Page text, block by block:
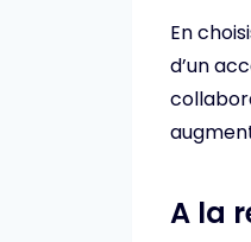
En
d’un
A la